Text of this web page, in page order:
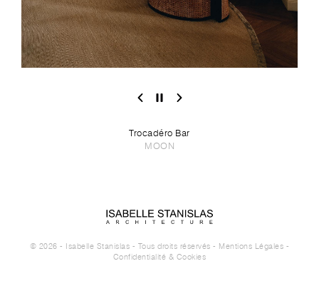
Trocadéro Bar
MOON
© 2026 - Isabelle Stanislas - Tous droits réservés - Mentions Légales -
Confidentialité & Cookies